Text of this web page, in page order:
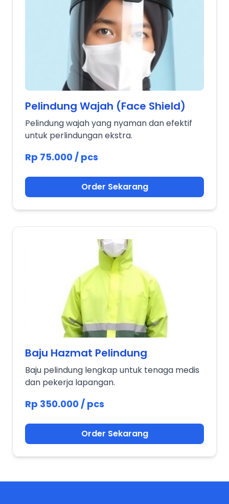
Pelindung Wajah (Face Shield)
Pelindung wajah yang nyaman dan efektif
untuk perlindungan ekstra.
Rp 75.000 / pcs
Order Sekarang
Baju Hazmat Pelindung
Baju pelindung lengkap untuk tenaga medis
dan pekerja lapangan.
Rp 350.000 / pcs
Order Sekarang